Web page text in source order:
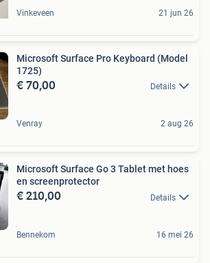
Vinkeveen 21 jun 26
Microsoft Surface Pro Keyboard (Model
1725)
€ 70,00 Details
Venray 2 aug 26
Microsoft Surface Go 3 Tablet met hoes
en screenprotector
€ 210,00 Details
Bennekom 16 mei 26